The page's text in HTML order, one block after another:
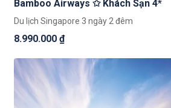
Bamboo Airways ✩ Khách Sạn 4*
Du lịch Singapore 3 ngày 2 đêm
8.990.000 ₫